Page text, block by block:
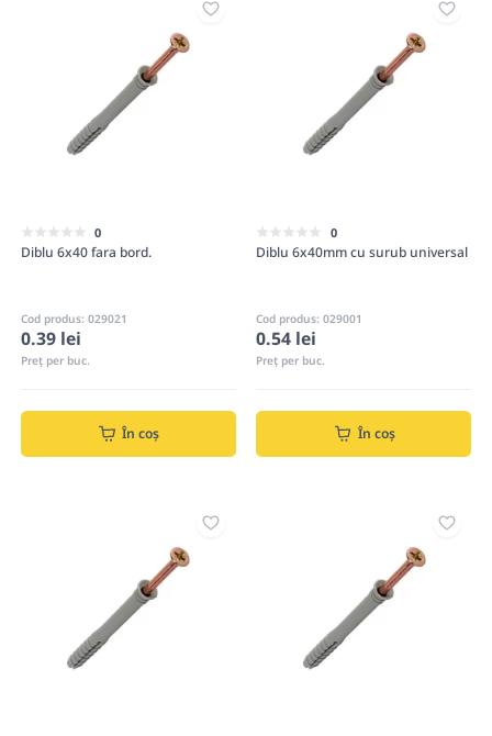
0
Diblu 6x40 fara bord.
Cod produs: 029021
0.39 lei
Preț per buc.
În coș
0
Diblu 6x40mm cu surub universal
Cod produs: 029001
0.54 lei
Preț per buc.
În coș